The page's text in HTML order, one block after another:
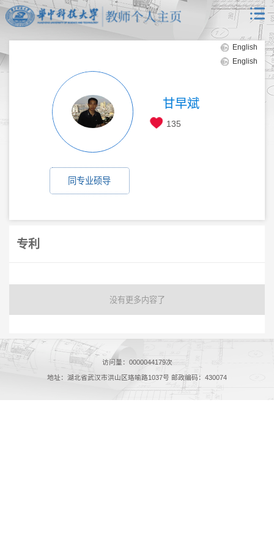
English
English
甘早斌
135
同专业硕导
专利
没有更多内容了
访问量： 0000044179次
地址：湖北省武汉市洪山区珞喻路1037号 邮政编码：430074